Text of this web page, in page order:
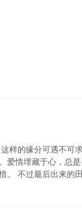
样的缘分可遇不可
爱情埋藏于心，总
。 不过最后出来的